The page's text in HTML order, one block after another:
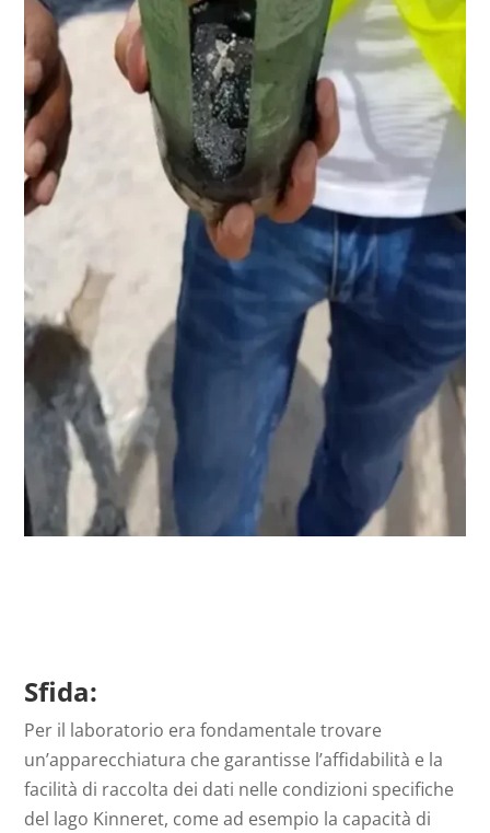
Sfida:
Per il laboratorio era fondamentale trovare
un’apparecchiatura che garantisse l’affidabilità e la
facilità di raccolta dei dati nelle condizioni specifiche
del lago Kinneret, come ad esempio la capacità di